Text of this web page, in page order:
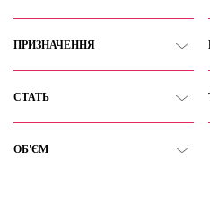
ПРИЗНАЧЕННЯ
СТАТЬ
ОБ'ЄМ